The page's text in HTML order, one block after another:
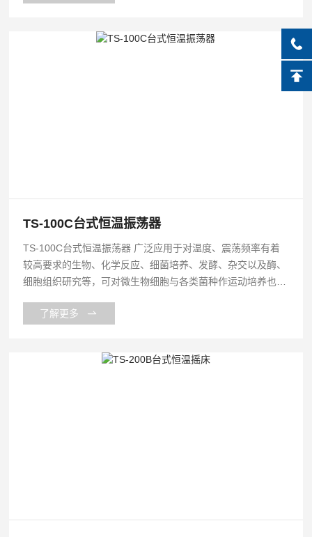
TS-100C台式恒温振荡器
TS-100C台式恒温振荡器 广泛应用于对温度、震荡频率有着
较高要求的生物、化学反应、细菌培养、发酵、杂交以及酶、
细胞组织研究等，可对微生物细胞与各类菌种作运动培养也可
究、应用领域有着广泛而重要的应用。
了解更多